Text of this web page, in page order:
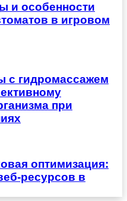
и особенности
в игровом
с гидромассажем
при
оптимизация:
ресурсов в